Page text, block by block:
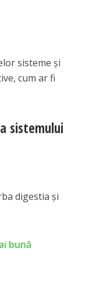
sisteme și
cum ar fi
sistemului
digestia și
bună